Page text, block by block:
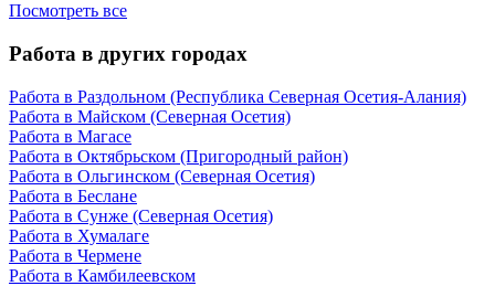
Посмотреть все
Работа в других городах
Работа в Раздольном (Республика Северная Осетия-Алания)
Работа в Майском (Северная Осетия)
Работа в Магасе
Работа в Октябрьском (Пригородный район)
Работа в Ольгинском (Северная Осетия)
Работа в Беслане
Работа в Сунже (Северная Осетия)
Работа в Хумалаге
Работа в Чермене
Работа в Камбилеевском